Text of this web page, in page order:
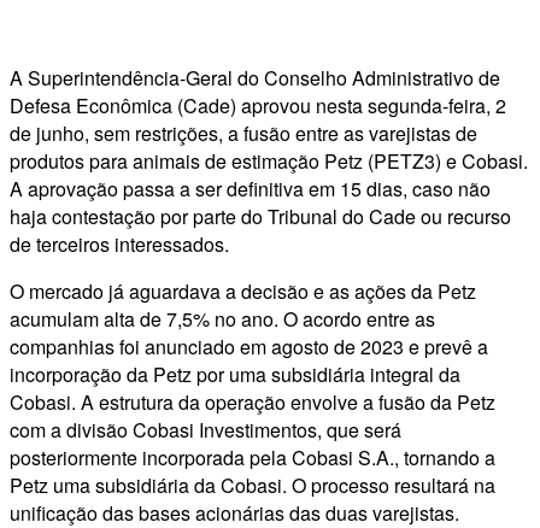
A Superintendência-Geral do Conselho Administrativo de
Defesa Econômica (Cade) aprovou nesta segunda-feira, 2
de junho, sem restrições, a fusão entre as varejistas de
produtos para animais de estimação Petz (PETZ3) e Cobasi.
A aprovação passa a ser definitiva em 15 dias, caso não
haja contestação por parte do Tribunal do Cade ou recurso
de terceiros interessados.
O mercado já aguardava a decisão e as ações da Petz
acumulam alta de 7,5% no ano. O acordo entre as
companhias foi anunciado em agosto de 2023 e prevê a
incorporação da Petz por uma subsidiária integral da
Cobasi. A estrutura da operação envolve a fusão da Petz
com a divisão Cobasi Investimentos, que será
posteriormente incorporada pela Cobasi S.A., tornando a
Petz uma subsidiária da Cobasi. O processo resultará na
unificação das bases acionárias das duas varejistas.